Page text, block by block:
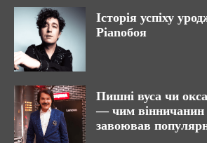
Історія успіху
Pianoбоя
Пишні вуса чи
— чим вінничанин
завоював